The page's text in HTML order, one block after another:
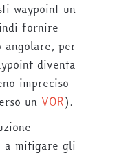
waypoint un
fornire
angolare, per
diventa
impreciso
un VOR).
a mitigare gli